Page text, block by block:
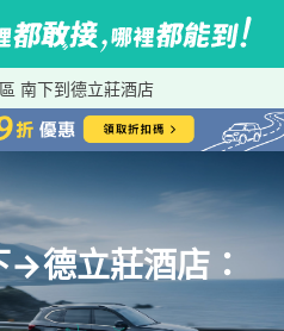
南下到德立莊酒店
德立莊酒店：